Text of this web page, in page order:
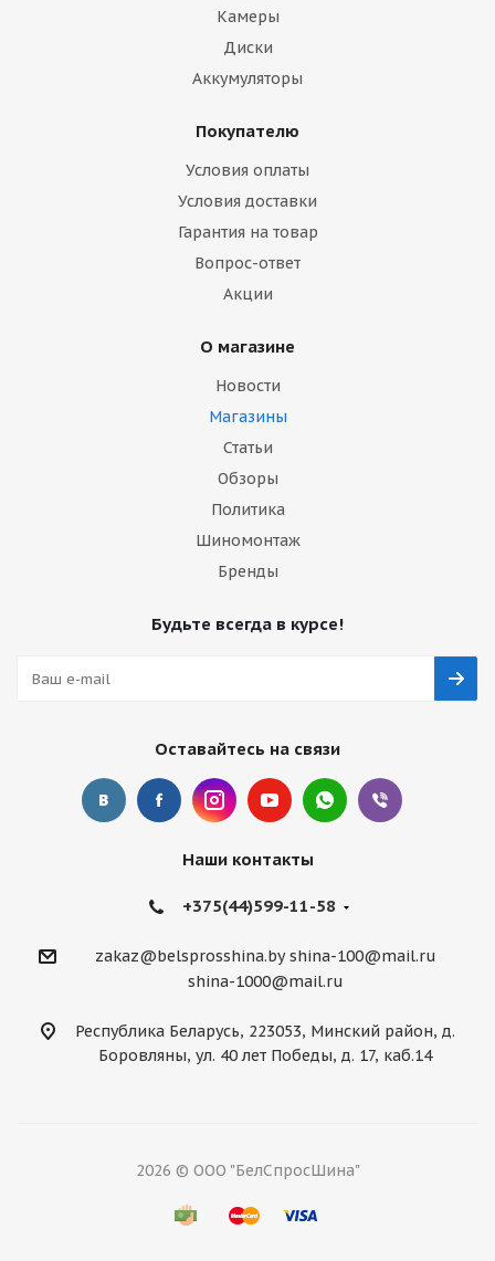
Камеры
Диски
Аккумуляторы
Покупателю
Условия оплаты
Условия доставки
Гарантия на товар
Вопрос-ответ
Акции
О магазине
Новости
Магазины
Статьи
Обзоры
Политика
Шиномонтаж
Бренды
Будьте всегда в курсе!
Оставайтесь на связи
Наши контакты
+375(44)599-11-58
zakaz@belsprosshina.by shina-100@mail.ru
shina-1000@mail.ru
Республика Беларусь, 223053, Минский район, д.
Боровляны, ул. 40 лет Победы, д. 17, каб.14
2026 © ООО "БелСпросШина"